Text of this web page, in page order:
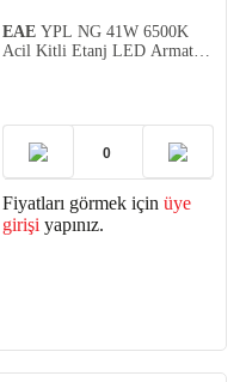
EAE YPL NG 41W 6500K
Acil Kitli Etanj LED Armatür
Fiyatları görmek için üye
girişi yapınız.